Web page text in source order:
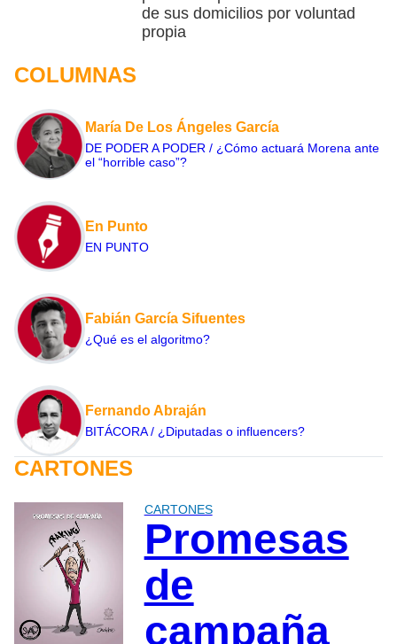
de sus domicilios por voluntad
propia
COLUMNAS
María De Los Ángeles García
DE PODER A PODER / ¿Cómo actuará Morena ante
el “horrible caso”?
En Punto
EN PUNTO
Fabián García Sifuentes
¿Qué es el algoritmo?
Fernando Abraján
BITÁCORA / ¿Diputadas o influencers?
CARTONES
CARTONES
Promesas
de
campaña